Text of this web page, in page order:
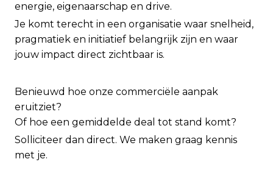
energie, eigenaarschap en drive.
Je komt terecht in een organisatie waar snelheid,
pragmatiek en initiatief belangrijk zijn en waar
jouw impact direct zichtbaar is.
Benieuwd hoe onze commerciële aanpak
eruitziet?
Of hoe een gemiddelde deal tot stand komt?
Solliciteer dan direct. We maken graag kennis
met je.